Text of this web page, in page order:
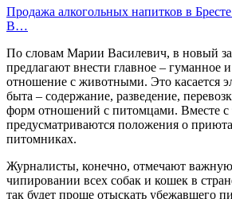
Продажа алкогольных напитков в Бресте
В…
По словам Марии Василевич, в новый
предлагают внести главное – гуманное
отношение с животными. Это касается
быта – содержание, разведение,
форм отношений с питомцами. Вместе с
предусматриваются положения о
питомниках.
Журналисты, конечно, отмечают
чипировании всех собак и кошек в
так будет проще отыскать убежавшего